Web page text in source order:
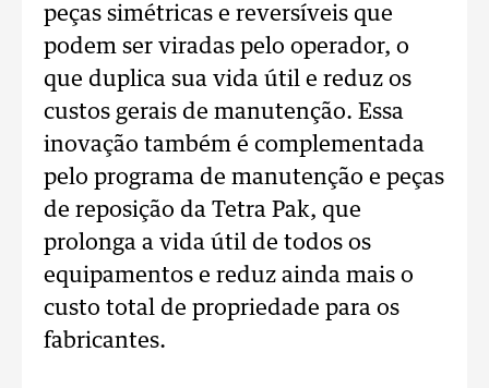
peças simétricas e reversíveis que
podem ser viradas pelo operador, o
que duplica sua vida útil e reduz os
custos gerais de manutenção. Essa
inovação também é complementada
pelo programa de manutenção e peças
de reposição da Tetra Pak, que
prolonga a vida útil de todos os
equipamentos e reduz ainda mais o
custo total de propriedade para os
fabricantes.